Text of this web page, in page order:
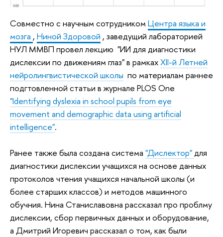
Совместно с научным сотрудником Центра языка и
мозга , Ниной Здоровой , заведущий лабораторией
НУЛ ММВП провел лекцию "ИИ для диагностики
дислексии по движениям глаз" в рамкахXII-й Летней
нейролингвистической школы по материалам раннее
подгтовленной статьи в журнале PLOS One
"Identifying dyslexia in school pupils from eye
movement and demographic data using artificial
intelligence".
Ранее также была создана система "Дислектор"для
диагностики дислексии учащихся на основе данных
протоколов чтения учащихся начальной школы (и
более старших классов) и методов машинного
обучния. Нина Станиславовна рассказал про проблму
дислексии, сбор первичных данных и оборудование,
а Дмитрий Игоревич рассказал о том, как были